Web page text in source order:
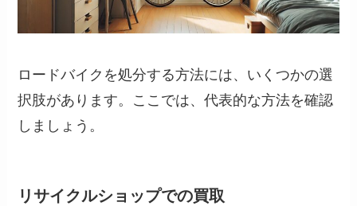
ロードバイクを処分する方法には、いくつかの選
択肢があります。ここでは、代表的な方法を確認
しましょう。
リサイクルショップでの買取